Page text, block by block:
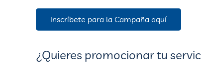
Inscríbete para la Campaña aquí
¿Quieres promocionar tu